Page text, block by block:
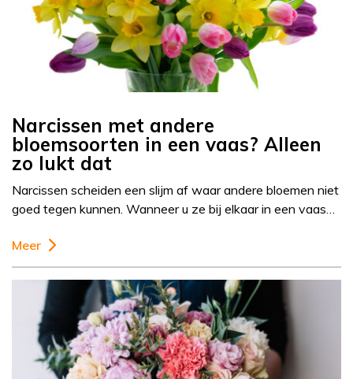
Narcissen met andere
bloemsoorten in een vaas? Alleen
zo lukt dat
Narcissen scheiden een slijm af waar andere bloemen niet
goed tegen kunnen. Wanneer u ze bij elkaar in een vaas…
Meer